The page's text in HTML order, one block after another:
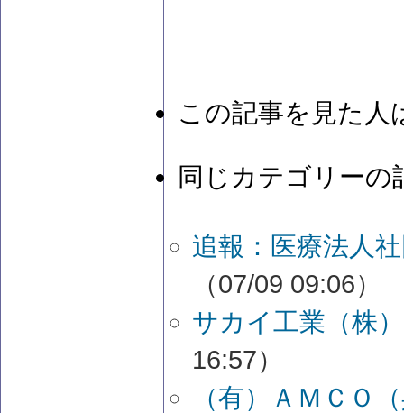
この記事を見た人
同じカテゴリーの
追報：医療法人
（07/09 09:06）
サカイ工業（株
16:57）
（有）ＡＭＣＯ